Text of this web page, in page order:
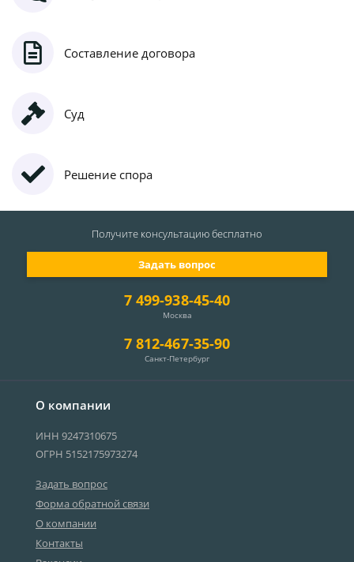
Составление договора
Суд
Решение спора
О компании
ИНН 9247310675
ОГРН 5152175973274
Задать вопрос
Форма обратной связи
О компании
Контакты
7 499-938-45-40
Москва
7 812-467-35-90
Санкт-Петербург
Задать вопрос
Получите консультациюбесплатно